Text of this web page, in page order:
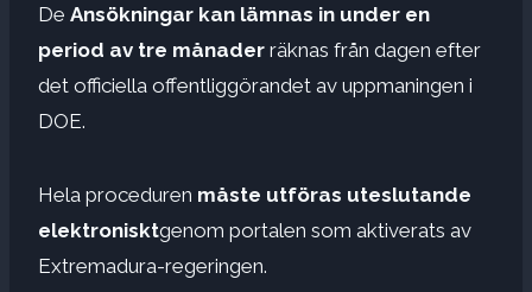
De Ansökningar kan lämnas in under en
period av tre månader räknas från dagen efter
det officiella offentliggörandet av uppmaningen i
DOE.
Hela proceduren måste utföras uteslutande
elektronisktgenom portalen som aktiverats av
Extremadura-regeringen.